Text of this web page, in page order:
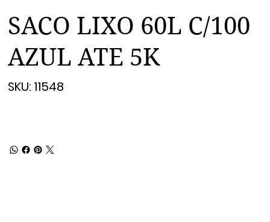
SACO LIXO 60L C/100
AZUL ATE 5K
SKU:
11548
11548